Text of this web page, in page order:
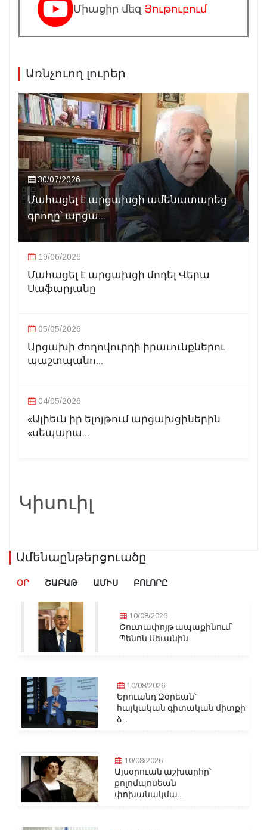
Միացիր մեզ Յութուբում
Առնչուող լուրեր
30/07/2026
Մահացել է արցախցի ամենատարեց
գրողը՝ արցա...
19/06/2026
Մահացել է արցախցի մոդել Վերա
Սաֆարյանը
05/05/2026
Արցախի ժողովուրդի իրաւունքներու
պաշտպանո...
04/05/2026
«Ալիեւն իր ելոյթում արցախցիներին
«սեպարա...
Կիսուիլ
Ամենաընթերցուածը
ՕՐ ՇԱԲԱԹ ԱՄԻՍ ԲՈԼՈՐԸ
10/08/2026
Շուտափոյթ ապաքինում՝
Պենոն Սեւանին
10/08/2026
Երուանդ Զօրեան՝
հայկական գիտական միտքի
ձ...
10/08/2026
Այսօրուան աշխարհը՝
քոլոմպոսեան
փոխանակմա...